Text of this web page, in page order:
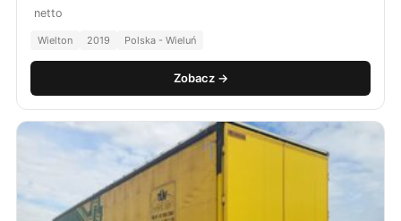
netto
Wielton 2019 Polska - Wieluń
Zobacz →